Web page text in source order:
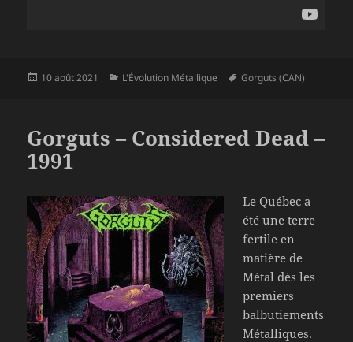
Publié
10 août 2021 Catégories
L'Évolution Métallique
Mots-
Gorguts (CAN)
Gorguts – Considered Dead –
1991
Le Québec a
été une terre
fertile en
matière de
Métal dès les
premiers
balbutiements
Métalliques.